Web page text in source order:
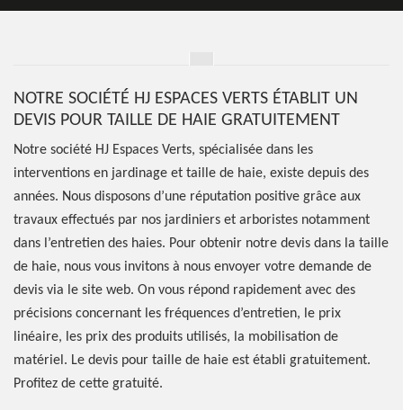
NOTRE SOCIÉTÉ HJ ESPACES VERTS ÉTABLIT UN
DEVIS POUR TAILLE DE HAIE GRATUITEMENT
Notre société HJ Espaces Verts, spécialisée dans les
interventions en jardinage et taille de haie, existe depuis des
années. Nous disposons d’une réputation positive grâce aux
travaux effectués par nos jardiniers et arboristes notamment
dans l’entretien des haies. Pour obtenir notre devis dans la taille
de haie, nous vous invitons à nous envoyer votre demande de
devis via le site web. On vous répond rapidement avec des
précisions concernant les fréquences d’entretien, le prix
linéaire, les prix des produits utilisés, la mobilisation de
matériel. Le devis pour taille de haie est établi gratuitement.
Profitez de cette gratuité.